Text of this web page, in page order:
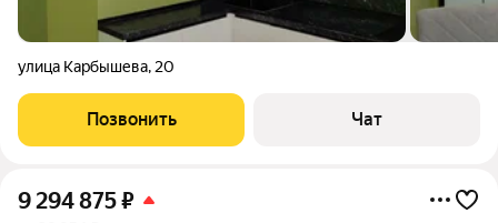
улица Карбышева, 20
Позвонить Чат
9 294 875₽